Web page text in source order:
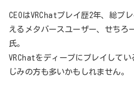
CEOはVRChatプレイ歴2年、総プ
えるメタバースユーザー、せちろ
氏。
VRChatをディープにプレイして
じみの方も多いかもしれません。